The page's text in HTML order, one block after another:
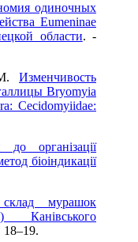
одиночных
Eumeninae
области. -
Изменчивость
Bryomyia
Cecidomyiidае:
до організації
біоіндикації
мурашок
Канівського
18–19.